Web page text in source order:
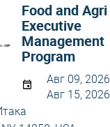
Food and Agri
Executive
Management
Program
Авг 09, 2026
Авг 15, 2026